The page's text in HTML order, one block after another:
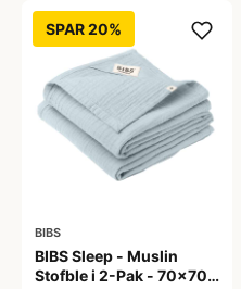
SPAR 20%
BIBS
BIBS Sleep - Muslin
Stofble i 2-Pak - 70x70